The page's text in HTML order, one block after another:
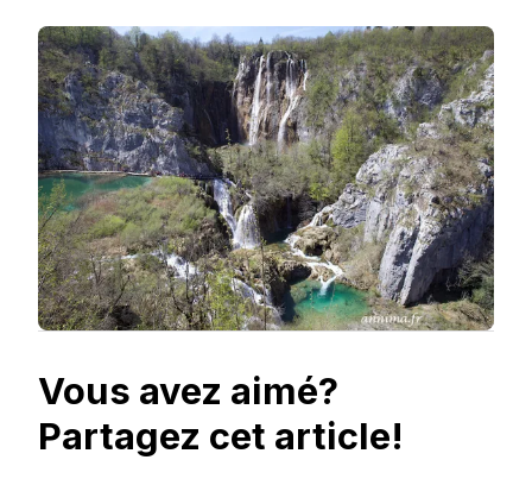
Vous avez aimé?
Partagez cet article!